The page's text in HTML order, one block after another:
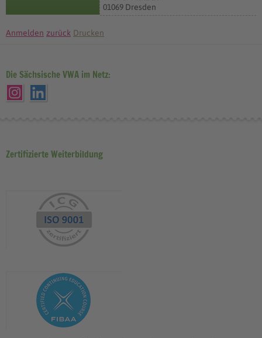
01069 Dresden
Anmelden zurück Drucken
Die Sächsische VWA im Netz:
Zertifizierte Weiterbildung